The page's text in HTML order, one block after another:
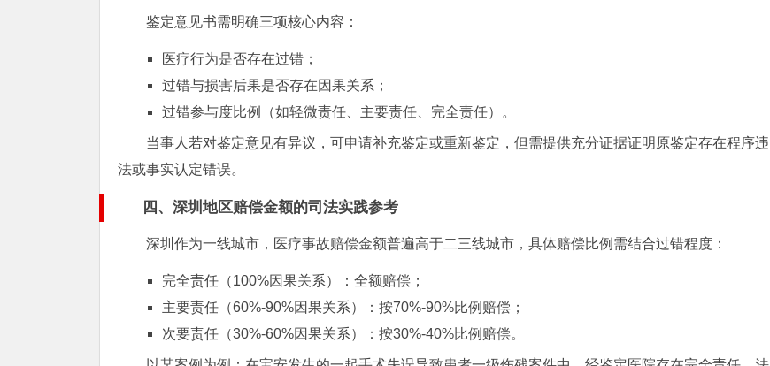
鉴定意见书需明确三项核心内容：
医疗行为是否存在过错；
过错与损害后果是否存在因果关系；
过错参与度比例（如轻微责任、主要责任、完全责任）。
当事人若对鉴定意见有异议，可申请补充鉴定或重新鉴定，但需提供充分证据证明原鉴定存在程序违
法或事实认定错误。
四、深圳地区赔偿金额的司法实践参考
深圳作为一线城市，医疗事故赔偿金额普遍高于二三线城市，具体赔偿比例需结合过错程度：
完全责任（100%因果关系）：全额赔偿；
主要责任（60%-90%因果关系）：按70%-90%比例赔偿；
次要责任（30%-60%因果关系）：按30%-40%比例赔偿。